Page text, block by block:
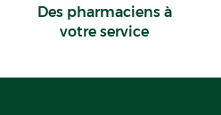
Des pharmaciens à
votre service